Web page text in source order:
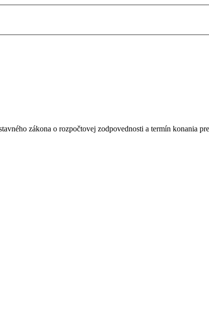
zákona o rozpočtovej zodpovednosti a termín konania